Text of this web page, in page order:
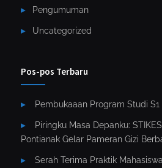
Pengumuman
Uncategorized
Pos-pos Terbaru
Pembukaaan Program Studi
Piringku Masa Depanku:
Pontianak Gelar Pameran Gizi
Serah Terima Praktik